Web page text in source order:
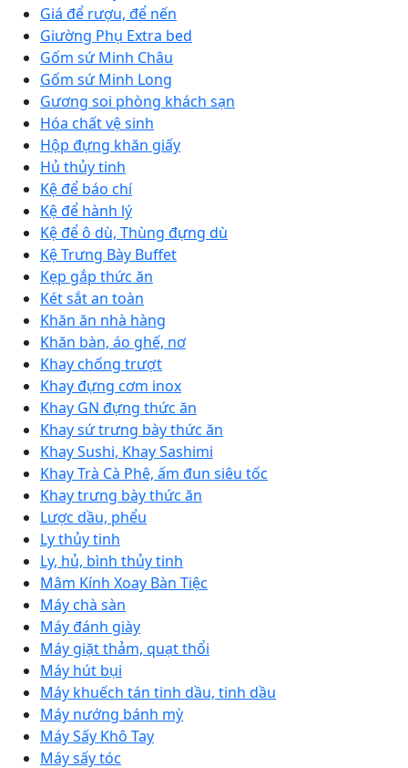
Giá để rượu, để nến
Giường Phụ Extra bed
Gốm sứ Minh Châu
Gốm sứ Minh Long
Gương soi phòng khách sạn
Hóa chất vệ sinh
Hộp đựng khăn giấy
Hủ thủy tinh
Kệ để báo chí
Kệ để hành lý
Kệ để ô dù, Thùng đựng dù
Kệ Trưng Bày Buffet
Kẹp gắp thức ăn
Két sắt an toàn
Khăn ăn nhà hàng
Khăn bàn, áo ghế, nơ
Khay chống trượt
Khay đựng cơm inox
Khay GN đựng thức ăn
Khay sứ trưng bày thức ăn
Khay Sushi, Khay Sashimi
Khay Trà Cà Phê, ấm đun siêu tốc
Khay trưng bày thức ăn
Lược dầu, phểu
Ly thủy tinh
Ly, hủ, bình thủy tinh
Mâm Kính Xoay Bàn Tiệc
Máy chà sàn
Máy đánh giày
Máy giặt thảm, quạt thổi
Máy hút bụi
Máy khuếch tán tinh dầu, tinh dầu
Máy nướng bánh mỳ
Máy Sấy Khô Tay
Máy sấy tóc